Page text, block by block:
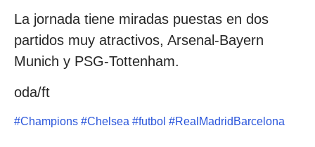
La jornada tiene miradas puestas en dos
partidos muy atractivos, Arsenal-Bayern
Munich y PSG-Tottenham.
oda/ft
#Champions #Chelsea #futbol #RealMadridBarcelona